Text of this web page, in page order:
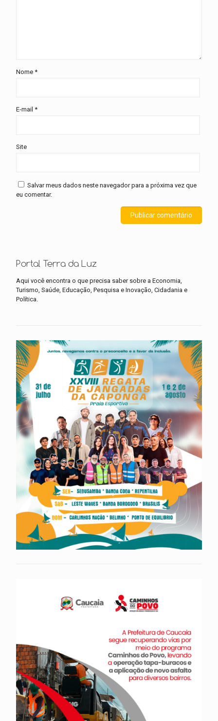
Nome *
E-mail *
Site
Salvar meus dados neste navegador para a próxima vez que
eu comentar.
Portal Terra da Luz
Aqui você encontra o que precisa saber sobre a Economia,
Turismo, Saúde, Educação, Pesquisa e Inovação, Cidadania e
Política.